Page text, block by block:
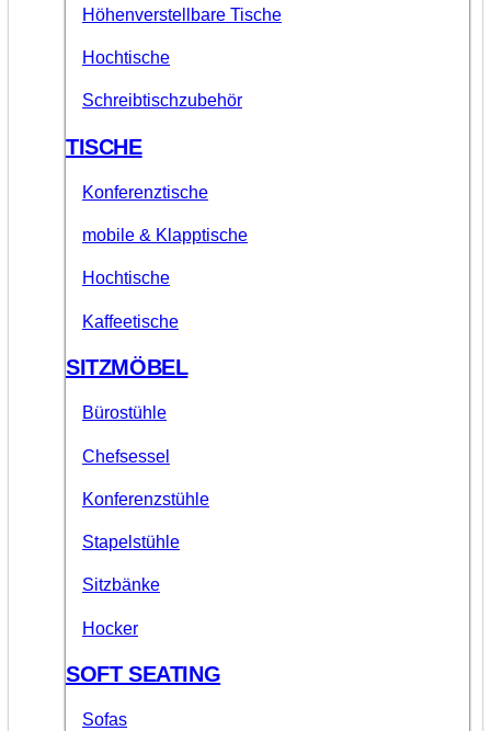
Höhenverstellbare Tische
Hochtische
Schreibtischzubehör
TISCHE
Konferenztische
mobile & Klapptische
Hochtische
Kaffeetische
SITZMÖBEL
Bürostühle
Chefsessel
Konferenzstühle
Stapelstühle
Sitzbänke
Hocker
SOFT SEATING
Sofas